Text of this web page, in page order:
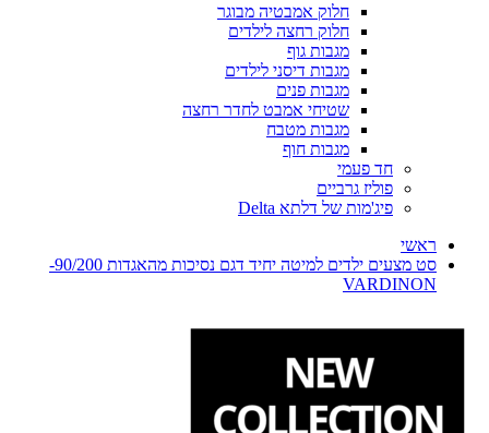
חלוק אמבטיה מבוגר
חלוק רחצה לילדים
מגבות גוף
מגבות דיסני לילדים
מגבות פנים
שטיחי אמבט לחדר רחצה
מגבות מטבח
מגבות חוף
חד פעמי
פוליז גרביים
פיג'מות של דלתא Delta
ראשי
סט מצעים ילדים למיטה יחיד דגם נסיכות מהאגדות 90/200-
VARDINON